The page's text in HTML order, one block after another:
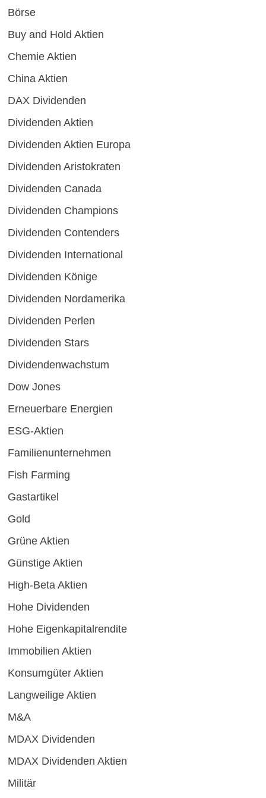
Börse
Buy and Hold Aktien
Chemie Aktien
China Aktien
DAX Dividenden
Dividenden Aktien
Dividenden Aktien Europa
Dividenden Aristokraten
Dividenden Canada
Dividenden Champions
Dividenden Contenders
Dividenden International
Dividenden Könige
Dividenden Nordamerika
Dividenden Perlen
Dividenden Stars
Dividendenwachstum
Dow Jones
Erneuerbare Energien
ESG-Aktien
Familienunternehmen
Fish Farming
Gastartikel
Gold
Grüne Aktien
Günstige Aktien
High-Beta Aktien
Hohe Dividenden
Hohe Eigenkapitalrendite
Immobilien Aktien
Konsumgüter Aktien
Langweilige Aktien
M&A
MDAX Dividenden
MDAX Dividenden Aktien
Militär